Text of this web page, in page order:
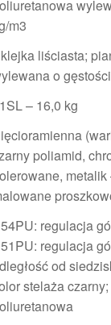
m3
liściasta;
o
– 16,0 kg
poliamid,
regulacja
regulacja
od
stelaża